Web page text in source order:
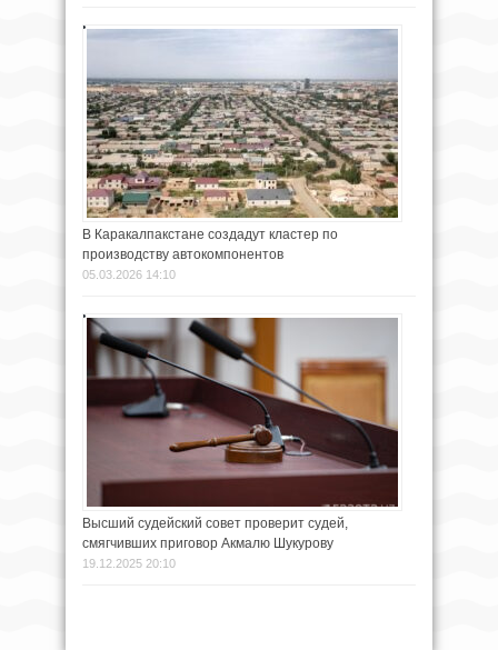
В Каракалпакстане создадут кластер по
производству автокомпонентов
05.03.2026 14:10
Высший судейский совет проверит судей,
смягчивших приговор Акмалю Шукурову
19.12.2025 20:10